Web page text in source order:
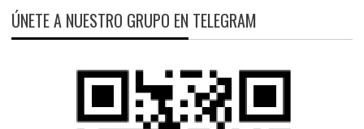
ÚNETE A NUESTRO GRUPO EN TELEGRAM